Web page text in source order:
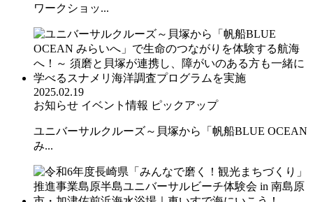
ワークショッ...
2025.02.19
お知らせ イベント情報 ピックアップ
ユニバーサルクルーズ～貝塚から「帆船BLUE OCEAN
み...